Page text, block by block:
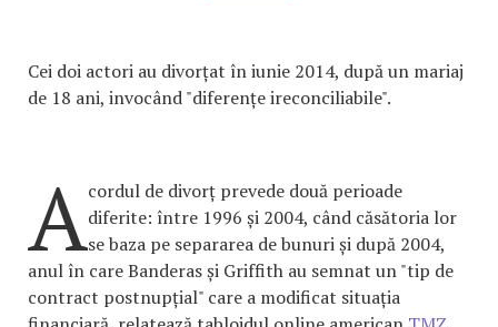
Cei doi actori au divorțat în iunie 2014, după un mariaj
de 18 ani, invocând "diferențe ireconciliabile".
Acordul de divorț prevede două perioade
diferite: între 1996 și 2004, când căsătoria lor
se baza pe separarea de bunuri și după 2004,
anul în care Banderas și Griffith au semnat un "tip de
contract postnupțial" care a modificat situația